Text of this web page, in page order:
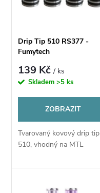
n
í
p
r
d
u
s
p
r
o
d
u
Drip Tip 510 RS377 -
Fumytech
139 Kč/ ks
Skladem>5 ks
ZOBRAZIT
Tvarovaný kovový drip tip
510, vhodný na MTL